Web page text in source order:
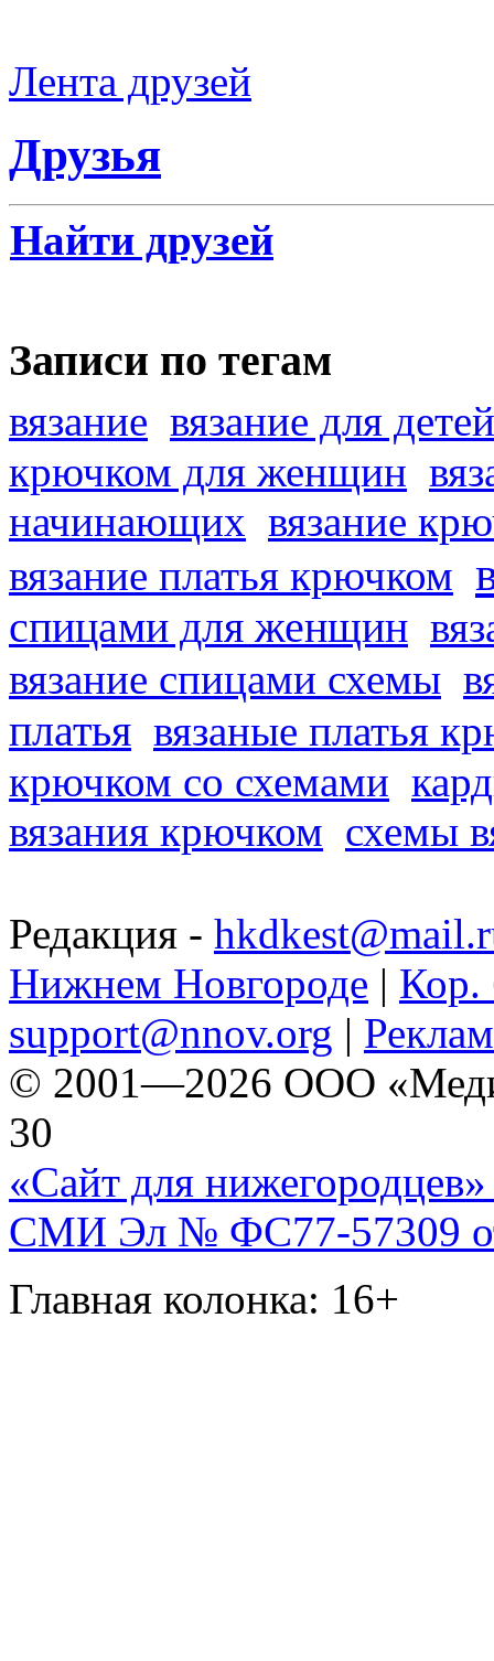
Лента друзей
Друзья
Найти друзей
Записи по тегам
вязание вязание для детей
крючком для женщин
начинающих вязание
вязание платья крючком
спицами для женщин
вязание спицами схемы
платья вязаные платья
крючком со схемами
вязания крючком схемы
Редакция -
Нижнем Новгороде | Кор.
support@nnov.org |
© 2001—2026 ООО
30
«Сайт для нижегородцев»
СМИ Эл № ФС77-57309
Главная колонка: 16+